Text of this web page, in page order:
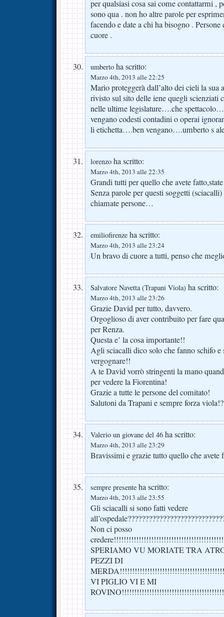
per qualsiasi cosa sai come contattarmi ,
sono qua . non ho altre parole per
facendo e date a chi ha bisogno .
cuore .
umberto ha scritto:
Marzo 4th, 2013 alle 22:25
Mario proteggerà dall’alto dei cieli la
rivisto sul sito delle iene quegli scienziati
nelle ultime legislature….che
vengano codesti contadini o operai
li etichetta….ben vengano….umberto s
lorenzo ha scritto:
Marzo 4th, 2013 alle 22:35
Grandi tutti per quello che avete
Senza parole per questi soggetti
chiamate persone…
emiliofirenze ha scritto:
Marzo 4th, 2013 alle 23:24
Un bravo di cuore a tutti, penso che
Salvatore Navetta (Trapani Viola) ha scritto:
Marzo 4th, 2013 alle 23:26
Grazie David per tutto, davvero.
Orgoglioso di aver contribuito per fare
per Renza.
Questa e’ la cosa importante!!
Agli sciacalli dico solo che fanno schifo e
vergognare!!
A te David vorrò stringenti la mano
per vedere la Fiorentina!
Grazie a tutte le persone del comitato!
Salutoni da Trapani e sempre forza
Valerio un giovane del 46 ha scritto:
Marzo 4th, 2013 alle 23:29
Bravissimi e grazie tutto quello che avete
sempre presente ha scritto:
Marzo 4th, 2013 alle 23:55
Gli sciacalli si sono fatti vedere
Non ci posso
SPERIAMO VU MORIATE TRA
PEZZI DI
VI PIGLIO VI E MI